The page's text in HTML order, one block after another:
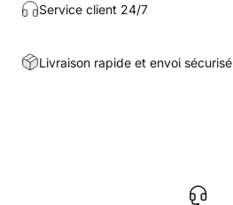
Service client 24/7
Livraison rapide et envoi sécurisé